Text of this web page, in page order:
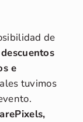
de
e
tuvimos